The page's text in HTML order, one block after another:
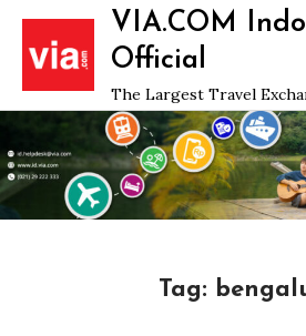
Skip
content
VIA.COM
Official
The Largest Travel
Tag: